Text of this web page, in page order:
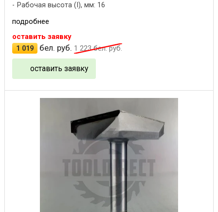
Рабочая высота (I), мм: 16
подробнее
оставить заявку
1 019
бел. руб. 1 223бел. руб.
оставить заявку